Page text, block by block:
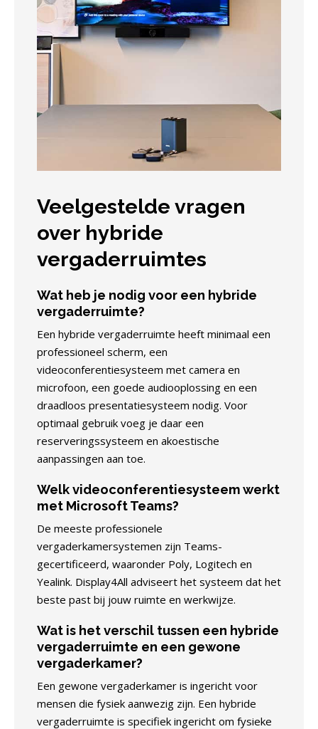
Veelgestelde vragen
over hybride
vergaderruimtes
Wat heb je nodig voor een hybride
vergaderruimte?
Een hybride vergaderruimte heeft minimaal een
professioneel scherm, een
videoconferentiesysteem met camera en
microfoon, een goede audiooplossing en een
draadloos presentatiesysteem nodig. Voor
optimaal gebruik voeg je daar een
reserveringssysteem en akoestische
aanpassingen aan toe.
Welk videoconferentiesysteem werkt
met Microsoft Teams?
De meeste professionele
vergaderkamersystemen zijn Teams-
gecertificeerd, waaronder Poly, Logitech en
Yealink. Display4All adviseert het systeem dat het
beste past bij jouw ruimte en werkwijze.
Wat is het verschil tussen een hybride
vergaderruimte en een gewone
vergaderkamer?
Een gewone vergaderkamer is ingericht voor
mensen die fysiek aanwezig zijn. Een hybride
vergaderruimte is specifiek ingericht om fysieke